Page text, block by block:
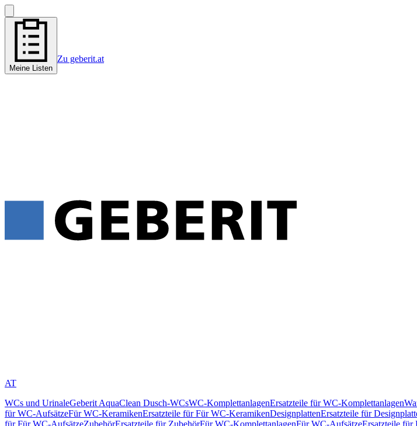
Meine Listen
Zu geberit.at
AT
WCs und UrinaleGeberit AquaClean Dusch-WCsWC-KomplettanlagenErsatzteile für WC-Komplettanlagen
für WC-AufsätzeFür WC-KeramikenErsatzteile für Für WC-KeramikenDesignplattenErsatzteile für
für Für WC-AufsätzeZubehörErsatzteile für ZubehörFür WC-KomplettanlagenFür WC-AufsätzeErsatzteile für